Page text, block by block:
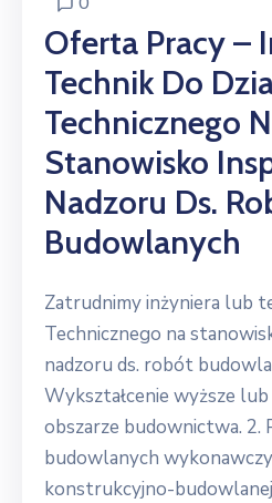
Oferta Pracy –
Technik Do
Technicznego
Stanowisko
Nadzoru Ds.
Budowlanych
Zatrudnimy inżyniera lub
Technicznego na
nadzoru ds. robót
Wykształcenie wyższe
obszarze budownictwa. 2.
budowlanych
konstrukcyjno-